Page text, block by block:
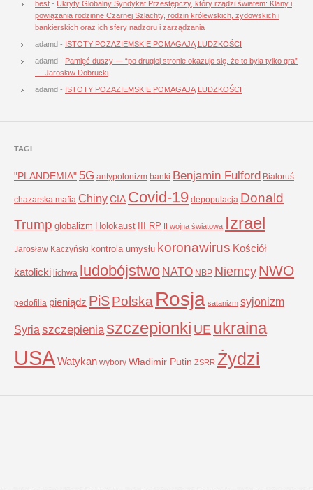
best - Ukryty Globalny Syndykat Przestępczy, który rządzi światem: Klany i
powiązania rodzinne Czarnej Szlachty, rodzin królewskich, żydowskich i
bankierskich oraz ich sfery nadzoru i zarządzania
adamd - ISTOTY POZAZIEMSKIE POMAGAJĄ LUDZKOŚCI
adamd - Pamięć duszy — “po drugiej stronie okazuje się, że to była tylko gra”
— Jarosław Dobrucki
adamd - ISTOTY POZAZIEMSKIE POMAGAJĄ LUDZKOŚCI
TAGI
"PLANDEMIA" 5G antypolonizm banki Benjamin Fulford Białoruś
chazarska mafia ChinyCIA Covid-19 depopulacja Donald
Trump globalizm Holokaust III RP II wojna światowa Izrael
Jarosław Kaczyński kontrola umysłu koronawirus Kościół
katolicki lichwa ludobójstwo NATO NBP NiemcyNWO
pedofilia pieniądz PiSPolska Rosja satanizm syjonizm
Syria szczepienia szczepionki UE ukraina
USAWatykan wybory Władimir Putin ZSRR Żydzi